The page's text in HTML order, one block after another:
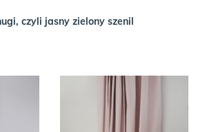
czyli jasny zielony szenil